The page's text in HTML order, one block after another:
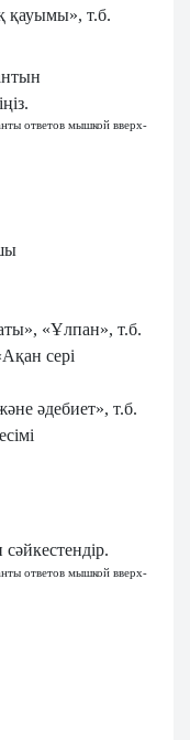
қауымы», т.б.
ответов мышкой вверх-
«Ұлпан», т.б.
сері
әдебиет», т.б.
ответов мышкой вверх-